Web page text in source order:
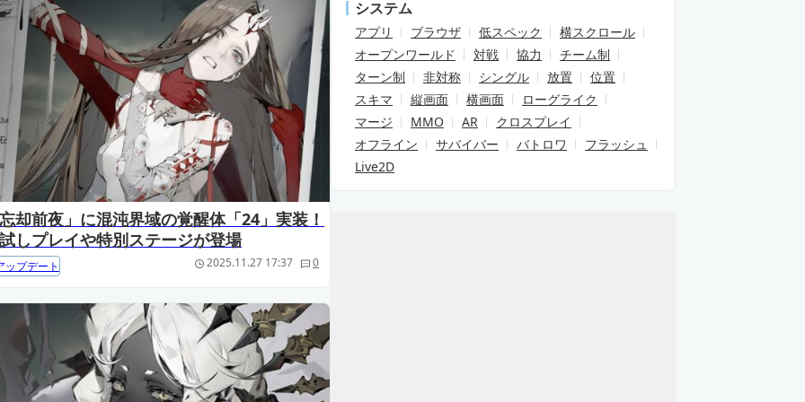
却前夜」に混沌界域の覚醒体「24」実装！
しプレイや特別ステージが登場
ップデート 2025.11.27 17:37 0
システム
アプリ ブラウザ 低スペック
横スクロール
オープンワールド
対戦 協力
チーム制
ターン制
非対称 シングル 放置
位置
スキマ
縦画面 横画面
ローグライク
マージ
MMO AR
クロスプレイ
オフライン
サバイバー バトロワ
フラッシュ
Live2D